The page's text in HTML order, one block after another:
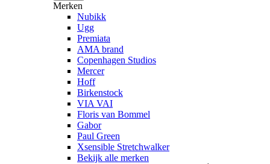
Merken
Nubikk
Ugg
Premiata
AMA brand
Copenhagen Studios
Mercer
Hoff
Birkenstock
VIA VAI
Floris van Bommel
Gabor
Paul Green
Xsensible Stretchwalker
Bekijk alle merken